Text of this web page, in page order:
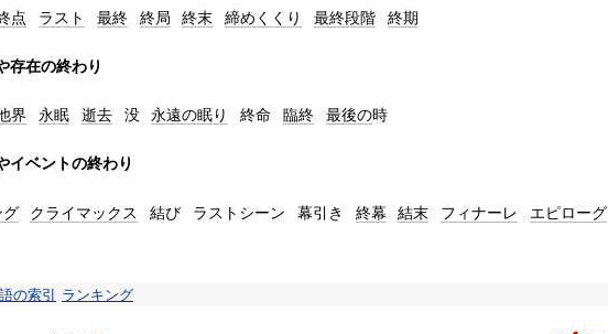
点 ラスト 最終 終局 終末 締めくくり 最終段階 終期
存在の終わり
界 永眠 逝去 没 永遠の眠り 終命 臨終 最後の時
イベントの終わり
グ クライマックス 結び ラストシーン 幕引き 終幕 結末 フィナーレ エピローグ
の索引 ランキング